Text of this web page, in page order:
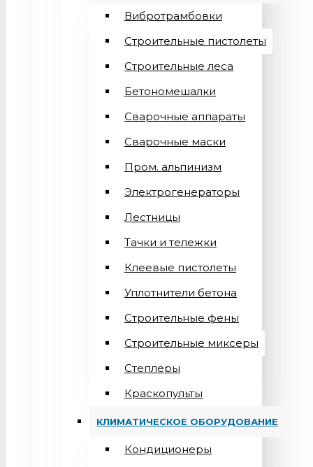
Вибротрамбовки
Строительные пистолеты
Строительные леса
Бетономешалки
Сварочные аппараты
Cварочные маски
Пром. альпинизм
Электрогенераторы
Лестницы
Тачки и тележки
Клеевые пистолеты
Уплотнители бетона
Строительные фены
Строительные миксеры
Степлеры
Краскопульты
КЛИМАТИЧЕСКОЕ ОБОРУДОВАНИЕ
Кондиционеры